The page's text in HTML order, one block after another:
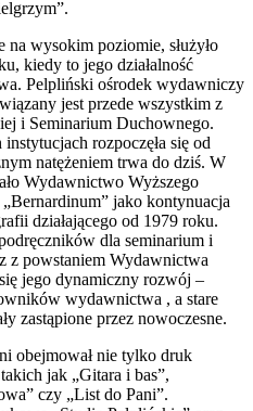
wysokim poziomie, służyło
kiedy to jego działalność
Pelpliński ośrodek wydawniczy
jest przede wszystkim z
i Seminarium Duchownego.
rozpoczęła się od
natężeniem trwa do dziś. W
Wydawnictwo Wyższego
jako kontynuacja
działającego od 1979 roku.
dla seminarium i
z powstaniem Wydawnictwa
jego dynamiczny rozwój –
wydawnictwa , a stare
zastąpione przez nowoczesne.
obejmował nie tylko druk
jak „Gitara i bas”,
czy „List do Pani”.